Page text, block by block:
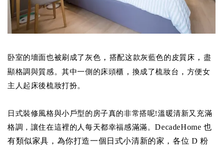
卧室的墻面也被刷成了灰色 ， 搭配这款灰藍色的皮質床 ，盡
顯格調與質感。其中一側的床頭櫃 ， 換成了梳妝台 ， 方便女
主人起床後梳妝打扮。
日式裝修風格與小戶型的房子真的非常搭呢!溫暖清新又充滿
格調，讓住在這裡的人每天都幸福感滿滿。DecadeHome 也
有類似家具，為你打造一個日式小清新的家，各位 D 粉